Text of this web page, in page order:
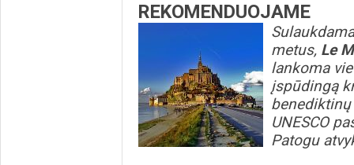
REKOMENDUOJAME
metus, Le
lankoma
įspūdingą
UNESCO
Patogu